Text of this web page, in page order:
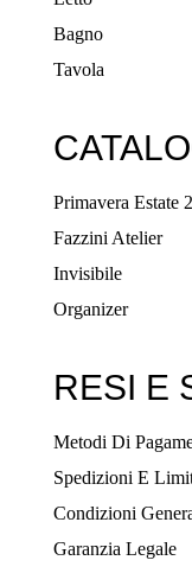
Bagno
Tavola
Primavera Estate
Fazzini Atelier
Invisibile
Organizer
RESI E
Metodi Di
Spedizioni E
Condizioni
Garanzia Legale